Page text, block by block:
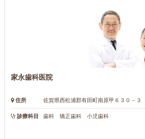
家永歯科医院
住所 佐賀県西松浦郡有田町南原甲６３０－３
診療科目 歯科 矯正歯科 小児歯科